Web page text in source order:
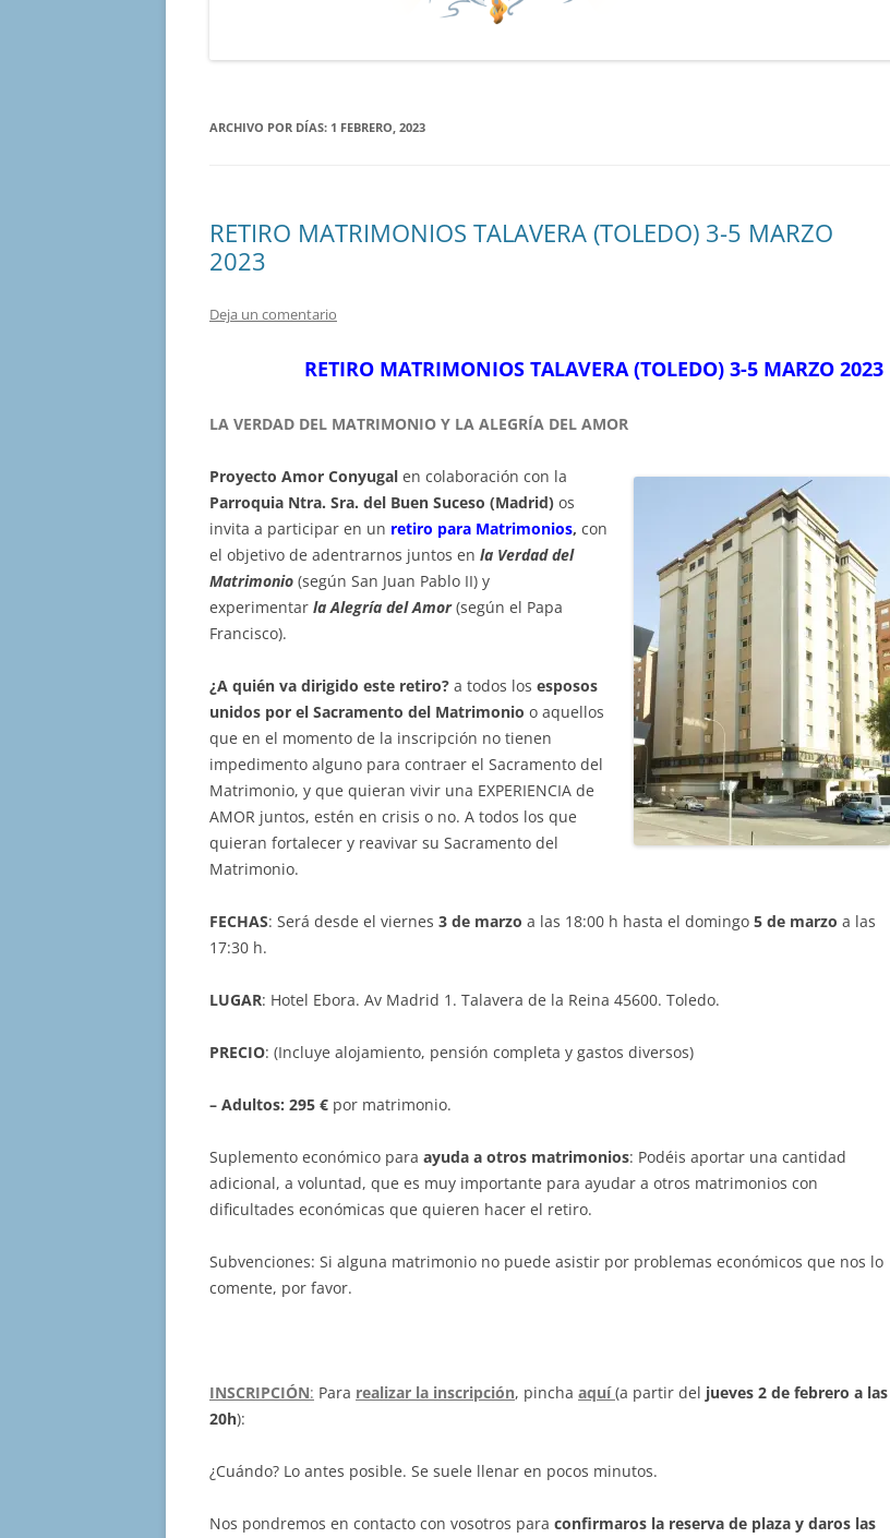
ARCHIVO POR DÍAS: 1 FEBRERO, 2023
RETIRO MATRIMONIOS TALAVERA (TOLEDO) 3-5 MARZO
2023
Deja un comentario
RETIRO MATRIMONIOS TALAVERA (TOLEDO) 3-5 MARZO 2023
LA VERDAD DEL MATRIMONIO Y LA ALEGRÍA DEL AMOR
Proyecto Amor Conyugal en colaboración con la
Parroquia Ntra. Sra. del Buen Suceso (Madrid) os
invita a participar en un retiro para Matrimonios, con
el objetivo de adentrarnos juntos en la Verdad del
Matrimonio (según San Juan Pablo II) y
experimentar la Alegría del Amor(según el Papa
Francisco).
¿A quién va dirigido este retiro? a todos los esposos
unidos por el Sacramento del Matrimonio o aquellos
que en el momento de la inscripción no tienen
impedimento alguno para contraer el Sacramento del
Matrimonio, y que quieran vivir una EXPERIENCIA de
AMOR juntos, estén en crisis o no. A todos los que
quieran fortalecer y reavivar su Sacramento del
Matrimonio.
FECHAS: Será desde el viernes 3 de marzo a las 18:00 h hasta el domingo 5 de marzo a las
17:30 h.
LUGAR: Hotel Ebora. Av Madrid 1. Talavera de la Reina 45600. Toledo.
PRECIO: (Incluye alojamiento, pensión completa y gastos diversos)
– Adultos: 295 € por matrimonio.
Suplemento económico para ayuda a otros matrimonios: Podéis aportar una cantidad
adicional, a voluntad, que es muy importante para ayudar a otros matrimonios con
dificultades económicas que quieren hacer el retiro.
Subvenciones: Si alguna matrimonio no puede asistir por problemas económicos que nos lo
comente, por favor.
INSCRIPCIÓN: Para realizar la inscripción, pincha aquí (a partir del jueves 2 de febrero a las
20h):
¿Cuándo? Lo antes posible. Se suele llenar en pocos minutos.
Nos pondremos en contacto con vosotros para confirmaros la reserva de plaza y daros las